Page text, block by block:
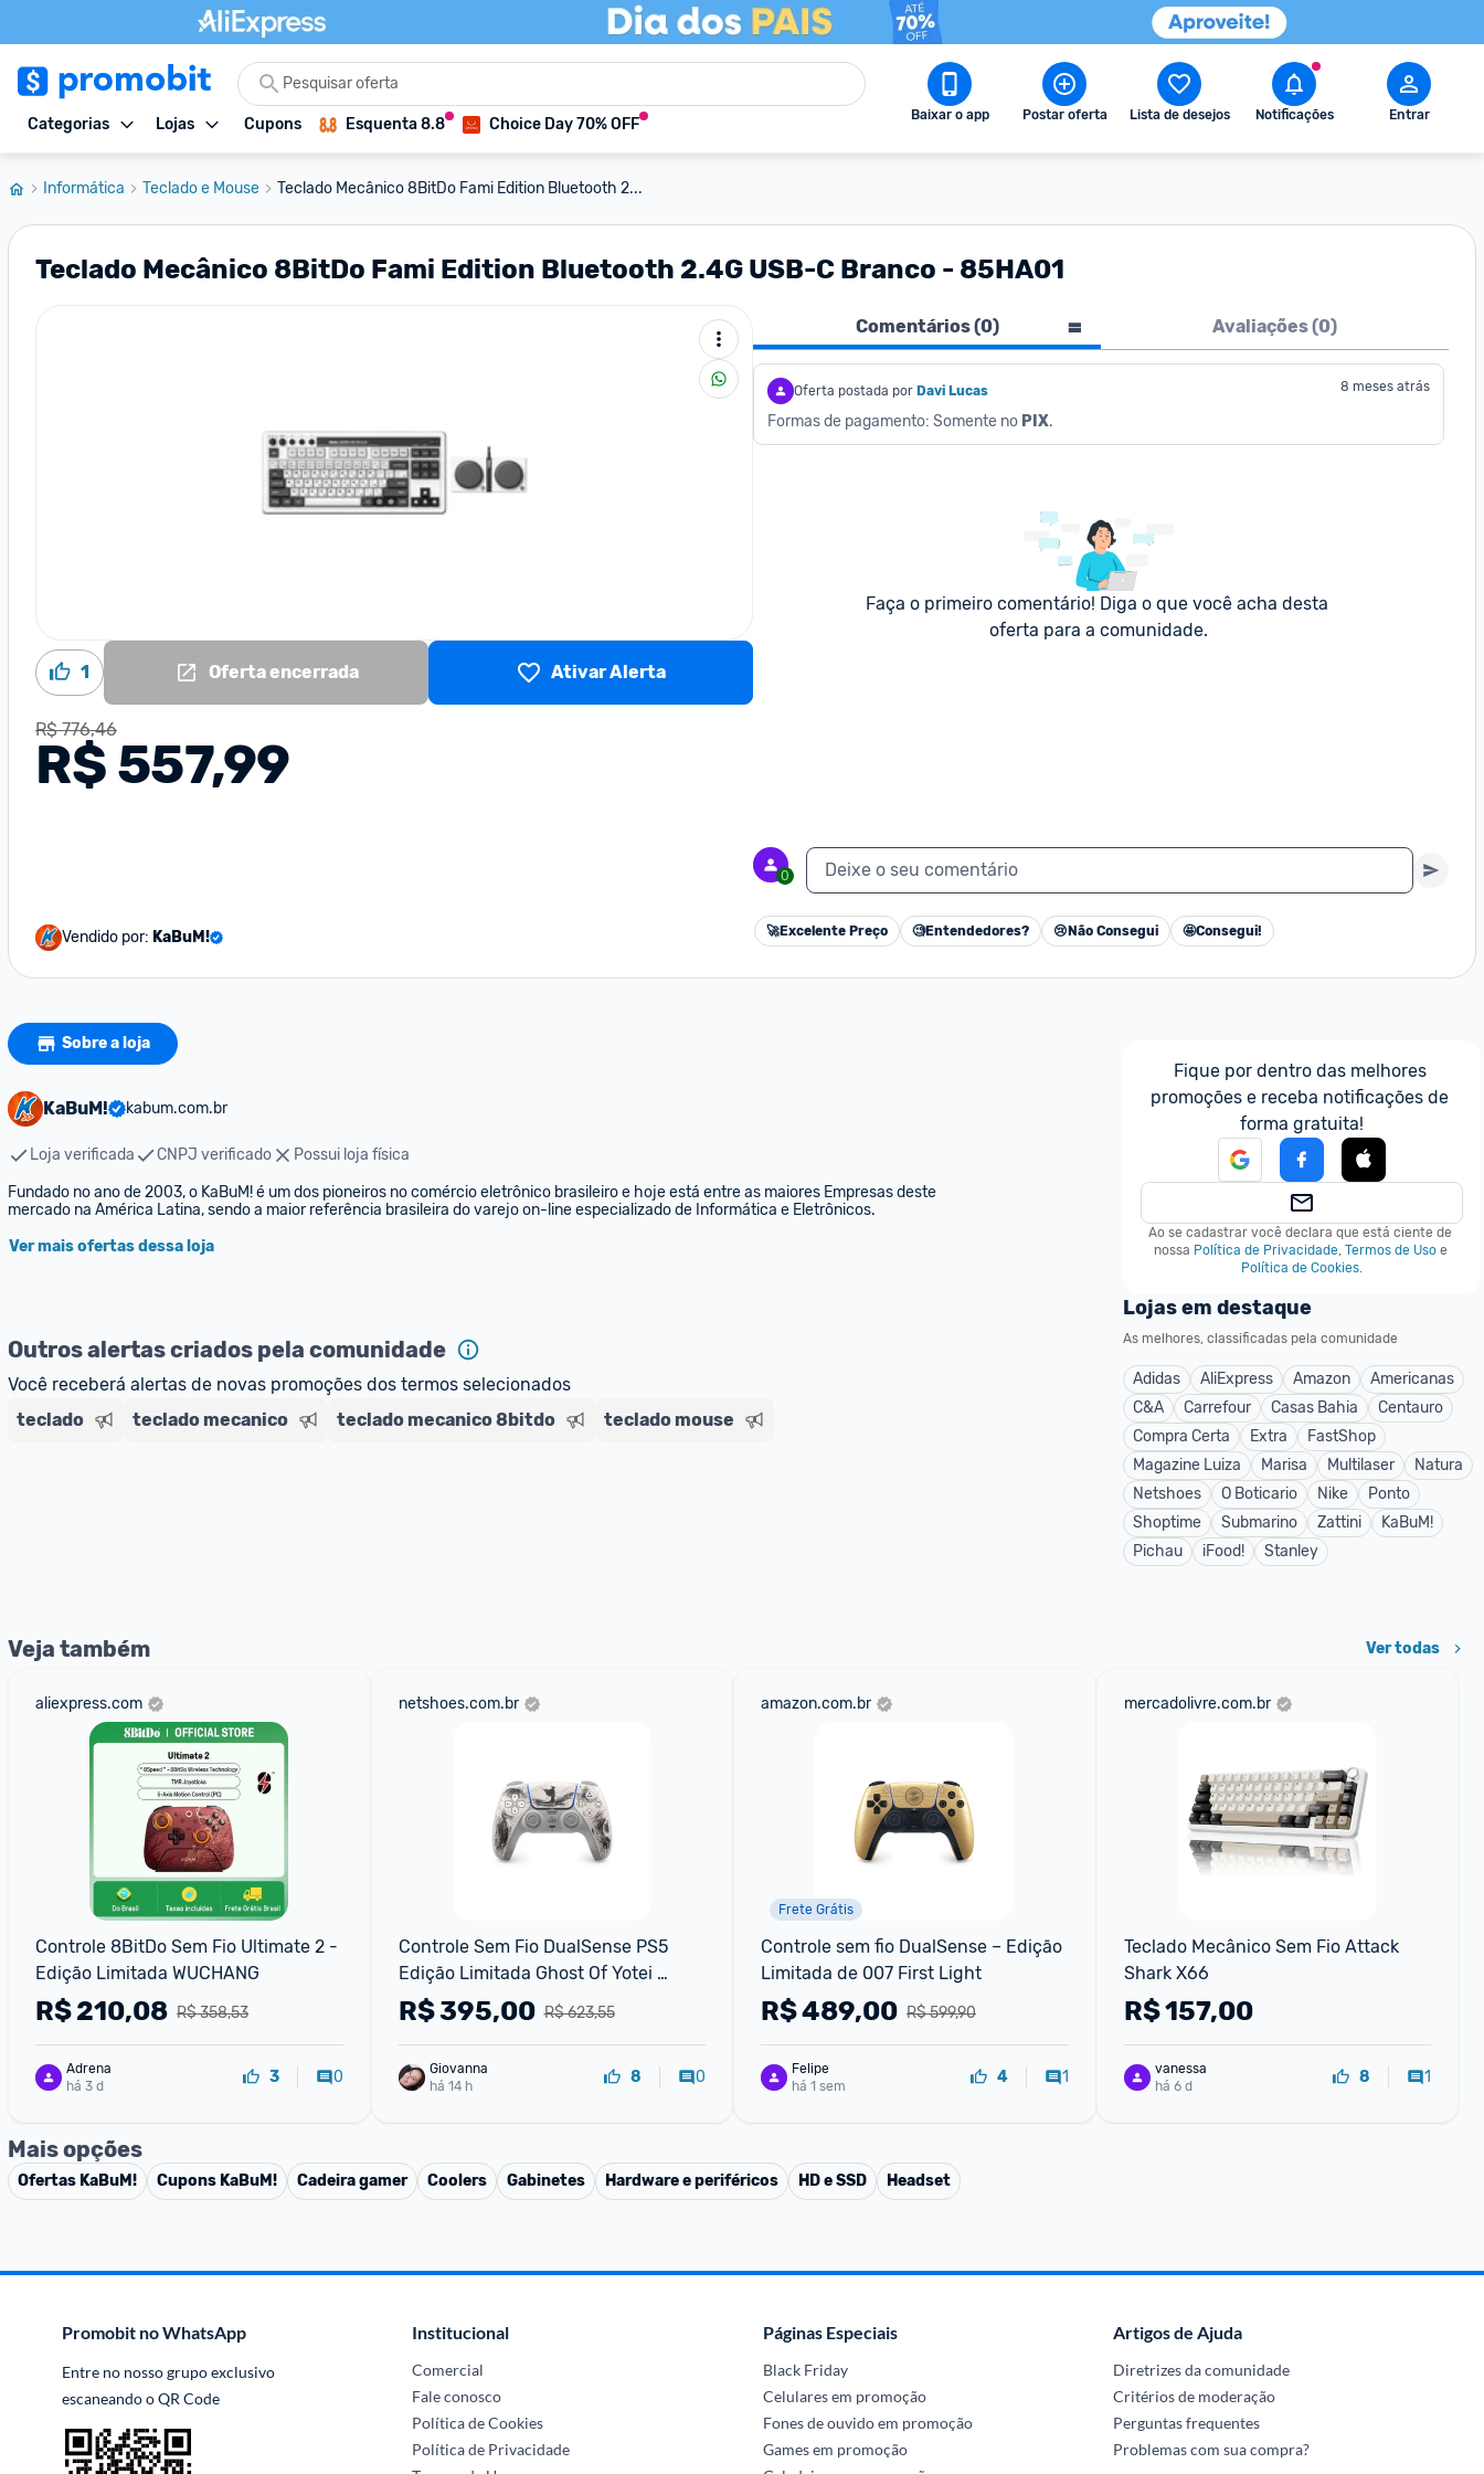
Categorias Lojas Cupons Esquenta 8.8 Choice Day 70% OFF Baixar o app Postar oferta Lista de desejos Notificações Entrar
Informática Teclado e Mouse Teclado Mecânico 8BitDo Fami Edition Bluetooth 2...
Teclado Mecânico 8BitDo Fami Edition Bluetooth 2.4G USB-C Branco - 85HA01
1 Oferta encerrada Ativar Alerta
R$ 776,46
R$ 557,99
Vendido por: KaBuM!
Comentários (0) Avaliações (0)
Oferta postada por Davi Lucas 8 meses atrás
Formas de pagamento: Somente no PIX.
Faça o primeiro comentário! Diga o que você acha desta
oferta para a comunidade.
0 Deixe o seu comentário
🚀Excelente Preço 🧐Entendedores? 😢 Não Consegui 🤩Consegui!
Sobre a loja
KaBuM! kabum.com.br
Loja verificada CNPJ verificado
Possui loja física
Fundado no ano de 2003, o KaBuM! é um dos pioneiros no comércio eletrônico brasileiro e hoje está entre as maiores Empresas deste
mercado na América Latina, sendo a maior referência brasileira do varejo on-line especializado de Informática e Eletrônicos.
Ver mais ofertas dessa loja
Outros alertas criados pela comunidade
Você receberá alertas de novas promoções dos termos selecionados
teclado
teclado mecanico teclado mecanico 8bitdo teclado mouse
Fique por dentro das melhores
promoções e receba notificações de
forma gratuita!
Ao se cadastrar você declara que está ciente de
nossa Política de Privacidade, Termos de Uso e
Política de Cookies.
Lojas em destaque
As melhores, classificadas pela comunidade
Adidas AliExpress Amazon
Americanas
C&A
Carrefour Casas Bahia
Centauro
Compra Certa
Extra
FastShop
Magazine Luiza
Marisa Multilaser
Natura
Netshoes
O Boticario Nike
Ponto
Shoptime
Submarino Zattini
KaBuM!
Pichau
iFood! Stanley
Veja também Ver todas
aliexpress.com
Controle 8BitDo Sem Fio Ultimate 2 -
Edição Limitada WUCHANG
R$ 358,53
R$210,08
Adrena
há 3 d
3 0
netshoes.com.br
Controle Sem Fio DualSense PS5
Edição Limitada Ghost Of Yotei
1000048390 Branco
R$ 623,55
R$395,00
Giovanna
há 14 h
8 0
amazon.com.br
Frete Grátis
Controle sem fio DualSense – Edição
Limitada de 007 First Light
R$ 599,90
R$489,00
Felipe
há 1 sem
4 1
mercadolivre.com.br
Teclado Mecânico Sem Fio Attack
Shark X66
R$157,00
vanessa
há 6 d
8 1
Mais opções
Ofertas KaBuM! Cupons KaBuM! Cadeira gamer Coolers Gabinetes Hardware e periféricos HD e SSD Headset
Promobit no WhatsApp
Entre no nosso grupo exclusivo
escaneando o QR Code
Institucional
Comercial
Fale conosco
Política de Cookies
Política de Privacidade
Páginas Especiais
Black Friday
Celulares em promoção
Fones de ouvido em promoção
Games em promoção
Artigos de Ajuda
Diretrizes da comunidade
Critérios de moderação
Perguntas frequentes
Problemas com sua compra?